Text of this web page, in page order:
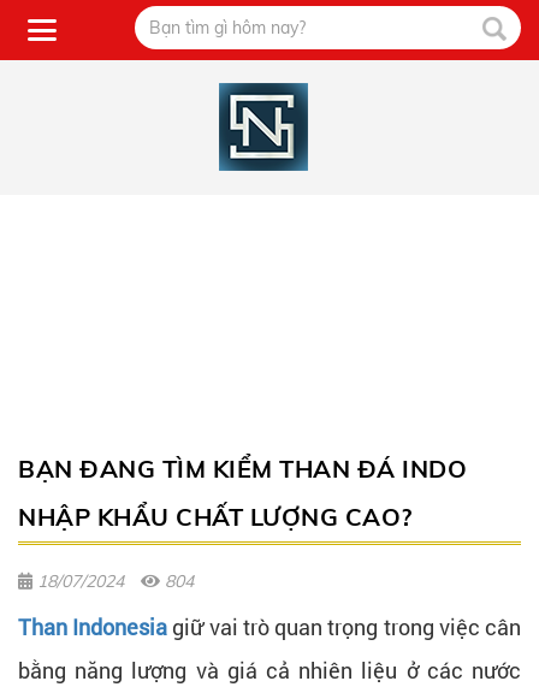
BẠN ĐANG TÌM KIỂM THAN ĐÁ INDO
NHẬP KHẨU CHẤT LƯỢNG CAO?
18/07/2024 804
Than Indonesia giữ vai trò quan trọng trong việc cân
bằng năng lượng và giá cả nhiên liệu ở các nước